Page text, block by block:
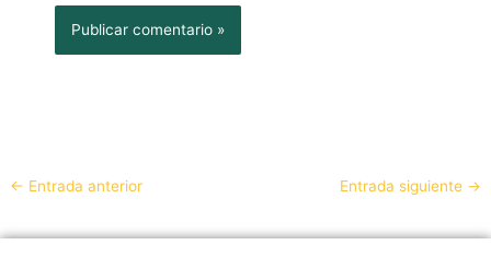
← Entrada anterior Entrada siguiente →